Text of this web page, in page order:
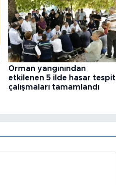
Orman yangınından
etkilenen 5 ilde hasar tespit
çalışmaları tamamlandı